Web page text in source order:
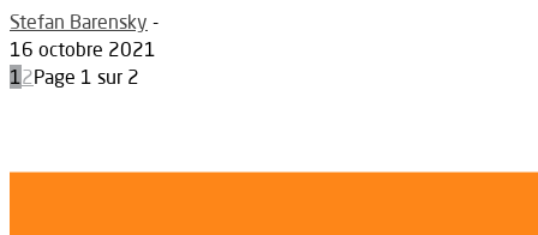
Stefan Barensky -
16 octobre 2021
12Page 1 sur 2